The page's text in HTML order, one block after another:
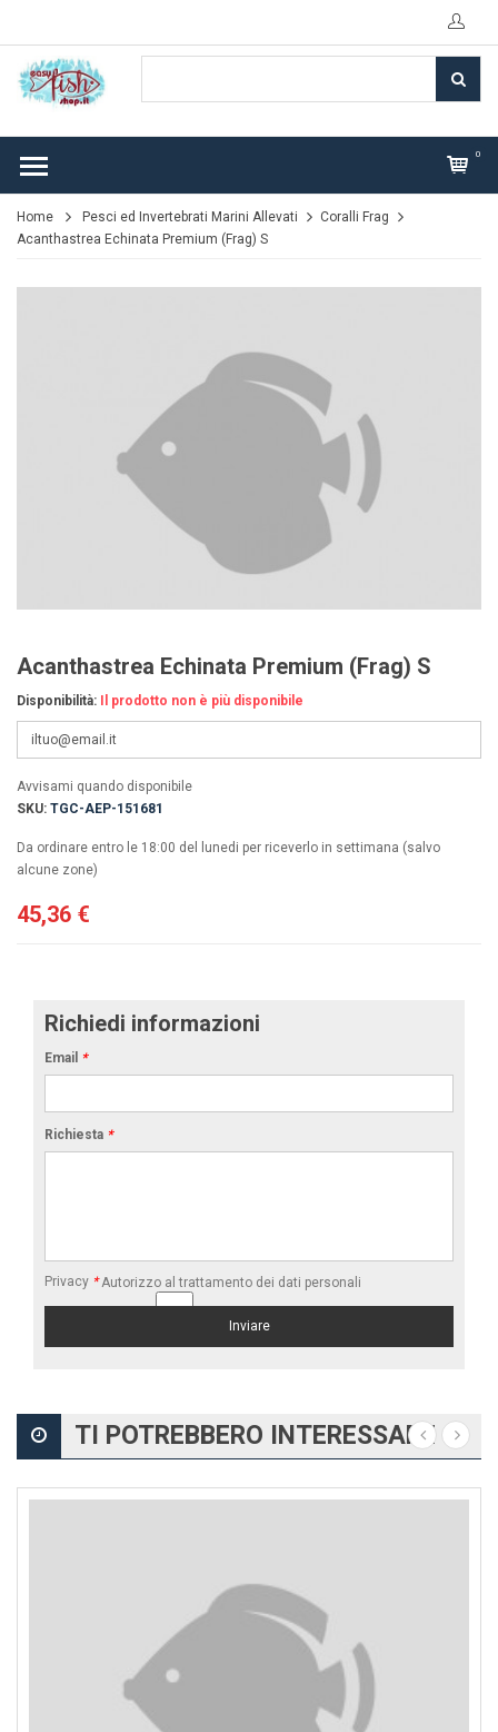
0
Home Pesci ed Invertebrati Marini Allevati
Coralli Frag
Acanthastrea Echinata Premium (Frag) S
Acanthastrea Echinata Premium (Frag) S
Disponibilità: Il prodotto non è più disponibile
Avvisami quando disponibile
SKU: TGC-AEP-151681
Da ordinare entro le 18:00 del lunedi per riceverlo in settimana (salvo
alcune zone)
45,36 €
Richiedi informazioni
Email *
Richiesta *
Privacy * Autorizzo al trattamento dei dati personali
TI POTREBBERO INTERESSARE